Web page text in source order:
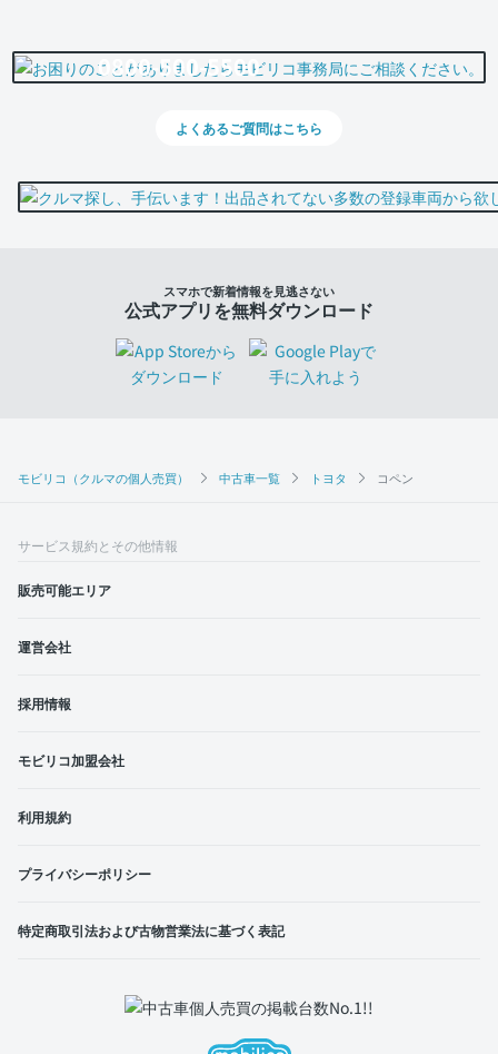
モビリコ（クルマの個人売買） 中古車一覧 トヨタ コペン
0800-500-5500
よくあるご質問はこちら
スマホで新着情報を見逃さない
公式アプリを無料ダウンロード
サービス規約とその他情報
販売可能エリア
運営会社
採用情報
モビリコ加盟会社
利用規約
プライバシーポリシー
特定商取引法および古物営業法に基づく表記